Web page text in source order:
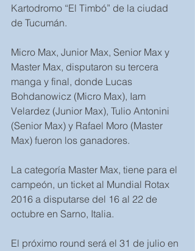
Kartodromo “El Timbó” de la ciudad
de Tucumán.
Micro Max, Junior Max, Senior Max y
Master Max, disputaron su tercera
manga y final, donde Lucas
Bohdanowicz (Micro Max), Iam
Velardez (Junior Max), Tulio Antonini
(Senior Max) y Rafael Moro (Master
Max) fueron los ganadores.
La categoría Master Max, tiene para el
campeón, un ticket al Mundial Rotax
2016 a disputarse del 16 al 22 de
octubre en Sarno, Italia.
El próximo round será el 31 de julio en